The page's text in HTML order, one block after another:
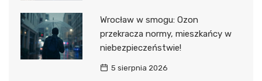
Wrocław w smogu: Ozon
przekracza normy, mieszkańcy w
niebezpieczeństwie!
5 sierpnia 2026